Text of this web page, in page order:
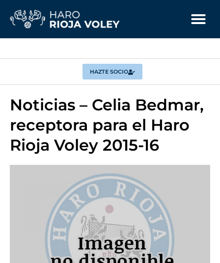
HAZTE SOCIO
Noticias – Celia Bedmar,
receptora para el Haro
Rioja Voley 2015-16